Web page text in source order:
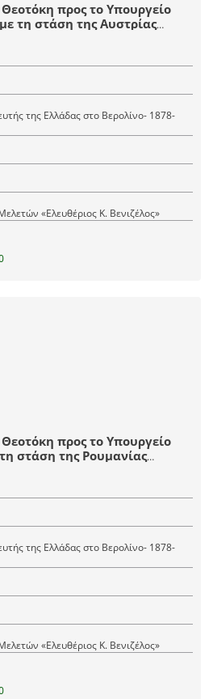
προς το Υπουργείο
τη στάση της Αυστρίας
«Ελευθέριος Κ. Βενιζέλος»
προς το Υπουργείο
στάση της Ρουμανίας
προέλαση.
«Ελευθέριος Κ. Βενιζέλος»